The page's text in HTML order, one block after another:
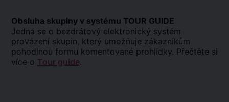
Obsluha skupiny v systému TOUR GUIDE
Jedná se o bezdrátový elektronický systém
provázení skupin, který umožňuje zákazníkům
pohodlnou formu komentované prohlídky. Přečtěte si
více o Tour guide.